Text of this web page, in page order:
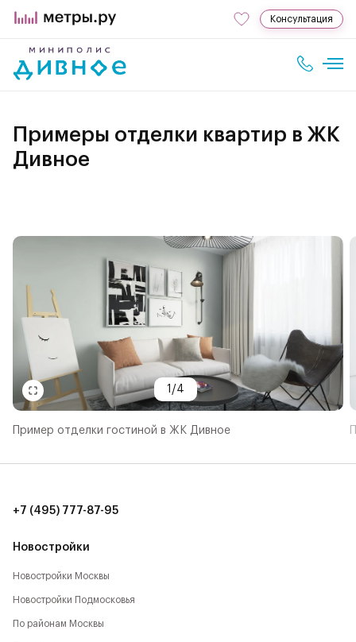
Консультация
Примеры отделки квартир в ЖК
Дивное
Пример отделки гостиной в ЖК Дивное
1 /4
Новостройки
Новостройки Москвы
Новостройки Подмосковья
По районам Москвы
+7 (495) 777-87-95